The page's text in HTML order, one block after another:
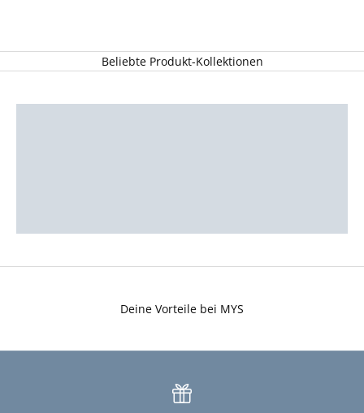
Beliebte Produkt-Kollektionen
Deine Vorteile bei MYS